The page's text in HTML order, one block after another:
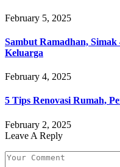
February 5, 2025
Sambut Ramadhan,
Keluarga
February 4, 2025
5 Tips Renovasi Rumah,
February 2, 2025
Leave A Reply